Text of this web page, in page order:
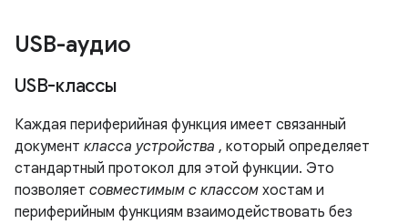
USB-аудио
USB-классы
Каждая периферийная функция имеет связанный
документ класса устройства , который определяет
стандартный протокол для этой функции. Это
позволяет совместимым с классом хостам и
периферийным функциям взаимодействовать без